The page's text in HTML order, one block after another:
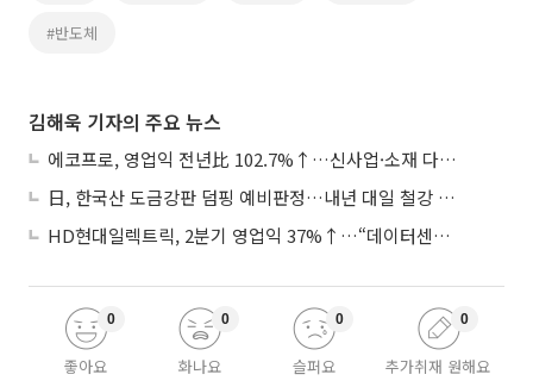
#반도체
김해욱 기자의 주요 뉴스
에코프로, 영업익 전년比 102.7%↑…신사업·소재 다각화 박차
日, 한국산 도금강판 덤핑 예비판정…내년 대일 철강 수출 ‘빨간불’
HD현대일렉트릭, 2분기 영업익 37%↑…“데이터센터 사업, 새로운 성장 축”
좋아요
0
화나요
0
슬퍼요
0
추가취재 원해요
0